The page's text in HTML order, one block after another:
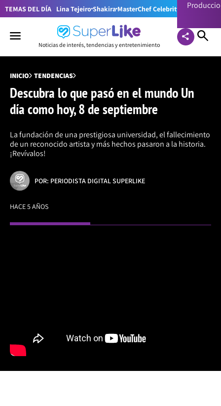
TEMAS DEL DÍA Lina TejeiroShakira MasterChef Celebrity Colombia
Noticias de interés, tendencias y entretenimiento
INICIO TENDENCIAS
Descubra lo que pasó en el mundo Un
día como hoy, 8 de septiembre
La fundación de una prestigiosa universidad, el fallecimiento
de un reconocido artista y más hechos pasaron a la historia.
¡Revívalos!
POR: PERIODISTA DIGITAL SUPERLIKE
HACE 5 AÑOS